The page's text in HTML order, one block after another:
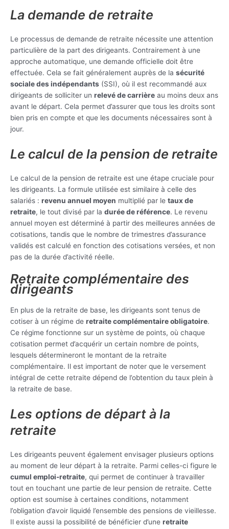
La demande de retraite
Le processus de demande de retraite nécessite une attention
particulière de la part des dirigeants. Contrairement à une
approche automatique, une demande officielle doit être
effectuée. Cela se fait généralement auprès de la sécurité
sociale des indépendants (SSI), où il est recommandé aux
dirigeants de solliciter un relevé de carrière au moins deux ans
avant le départ. Cela permet d’assurer que tous les droits sont
bien pris en compte et que les documents nécessaires sont à
jour.
Le calcul de la pension de retraite
Le calcul de la pension de retraite est une étape cruciale pour
les dirigeants. La formule utilisée est similaire à celle des
salariés : revenu annuel moyen multiplié par le taux de
retraite, le tout divisé par la durée de référence. Le revenu
annuel moyen est déterminé à partir des meilleures années de
cotisations, tandis que le nombre de trimestres d’assurance
validés est calculé en fonction des cotisations versées, et non
pas de la durée d’activité réelle.
Retraite complémentaire des
dirigeants
En plus de la retraite de base, les dirigeants sont tenus de
cotiser à un régime de retraite complémentaire obligatoire.
Ce régime fonctionne sur un système de points, où chaque
cotisation permet d’acquérir un certain nombre de points,
lesquels détermineront le montant de la retraite
complémentaire. Il est important de noter que le versement
intégral de cette retraite dépend de l’obtention du taux plein à
la retraite de base.
Les options de départ à la
retraite
Les dirigeants peuvent également envisager plusieurs options
au moment de leur départ à la retraite. Parmi celles-ci figure le
cumul emploi-retraite, qui permet de continuer à travailler
tout en touchant une partie de leur pension de retraite. Cette
option est soumise à certaines conditions, notamment
l’obligation d’avoir liquidé l’ensemble des pensions de vieillesse.
Il existe aussi la possibilité de bénéficier d’une retraite